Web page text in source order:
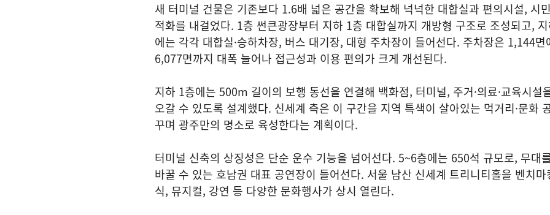
새 터미널 건물은 기존보다 1.6배 넓은 공간을 확보해 넉넉한 대합실과 편의시설, 시
적화를 내걸었다. 1층 썬큰광장부터 지하 1층 대합실까지 개방형 구조로 조성되고,
에는 각각 대합실·승하차장, 버스 대기장, 대형 주차장이 들어선다. 주차장은 1,144면
6,077면까지 대폭 늘어나 접근성과 이용 편의가 크게 개선된다.
지하 1층에는 500m 길이의 보행 동선을 연결해 백화점, 터미널, 주거·의료·교육시설
오갈 수 있도록 설계했다. 신세계 측은 이 구간을 지역 특색이 살아있는 먹거리·문화
꾸며 광주만의 명소로 육성한다는 계획이다.
터미널 신축의 상징성은 단순 운수 기능을 넘어선다. 5~6층에는 650석 규모로, 무대
바꿀 수 있는 호남권 대표 공연장이 들어선다. 서울 남산 신세계 트리니티홀을 벤치마
식, 뮤지컬, 강연 등 다양한 문화행사가 상시 열린다.